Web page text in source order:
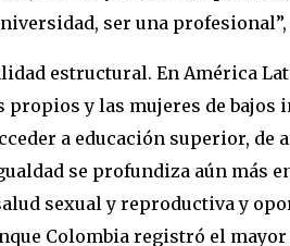
ser una
estructural. En América
y las mujeres de bajos
a educación superior, de
se profundiza aún más
sexual y reproductiva y
Colombia registró el